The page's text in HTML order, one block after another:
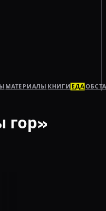
МАТЕРИАЛЫ КНИГИ ЕДА
гор»